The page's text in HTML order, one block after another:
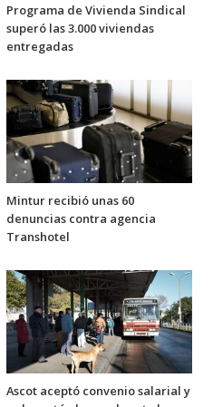
Programa de Vivienda Sindical
superó las 3.000 viviendas
entregadas
Mintur recibió unas 60
denuncias contra agencia
Transhotel
Ascot aceptó convenio salarial y